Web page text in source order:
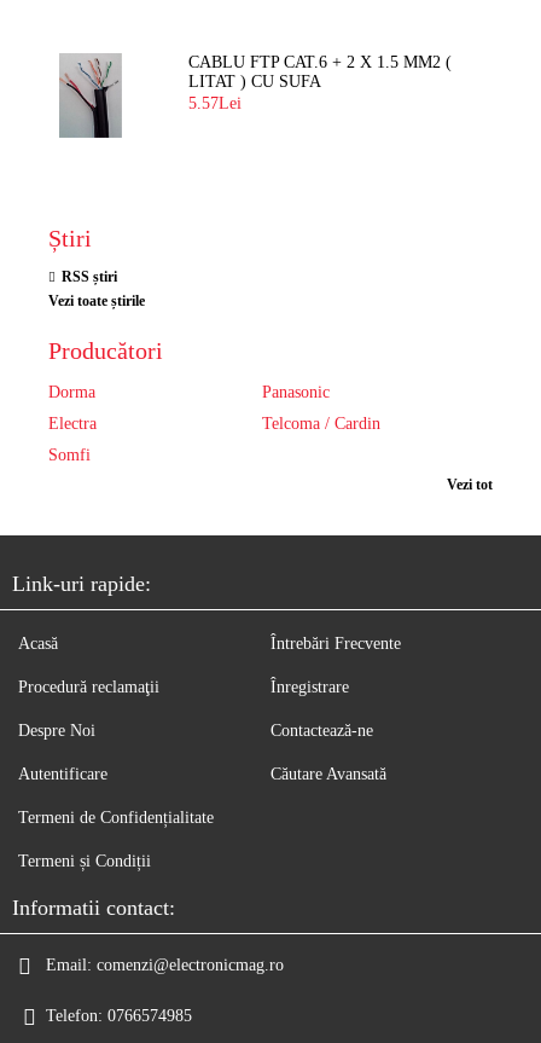
CABLU FTP CAT.6 + 2 X 1.5 MM2 (
LITAT ) CU SUFA
5.57Lei
Știri
RSS știri
Vezi toate știrile
Producători
Dorma
Panasonic
Electra
Telcoma / Cardin
Somfi
Vezi tot
Link-uri rapide:
Acasă
Procedură reclamaţii
Despre Noi
Autentificare
Întrebări Frecvente
Înregistrare
Contactează-ne
Căutare Avansată
Termeni de Confidențialitate
Termeni și Condiții
Informatii contact:
Email: comenzi@electronicmag.ro
Telefon: 0766574985